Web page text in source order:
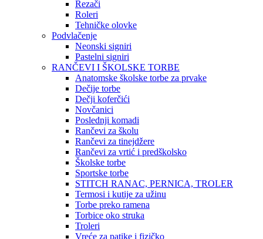
Rezači
Roleri
Tehničke olovke
Podvlačenje
Neonski signiri
Pastelni signiri
RANČEVI I ŠKOLSKE TORBE
Anatomske školske torbe za prvake
Dečije torbe
Dečji koferčići
Novčanici
Poslednji komadi
Rančevi za školu
Rančevi za tinejdžere
Rančevi za vrtić i predškolsko
Školske torbe
Sportske torbe
STITCH RANAC, PERNICA, TROLER
Termosi i kutije za užinu
Torbe preko ramena
Torbice oko struka
Troleri
Vreće za patike i fizičko